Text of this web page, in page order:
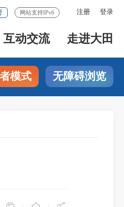
注册 登录
网站支持IPv6
互动交流 走进大田
模式 无障碍浏览